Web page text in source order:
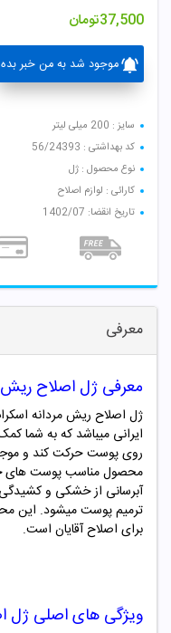
37,500تومان
موجود شد به من خبر بده
سایز : 200 میلی لیتر
کد بهداشتی : 56/24393
نوع محصول : ژل
کارائی : لوازم اصلاح
تاریخ انقضا: 1402/07
معرفی
معرفی ژل اصلاح ریش
ایرانی میباشد که به شما
روی پوست حرکت کند و
محصول مناسب پوست های
آبرسانی از خشکی و
ترمیم پوست میشود. این
برای اصلاح آقایان است.
ویژگی های اصلی ژل